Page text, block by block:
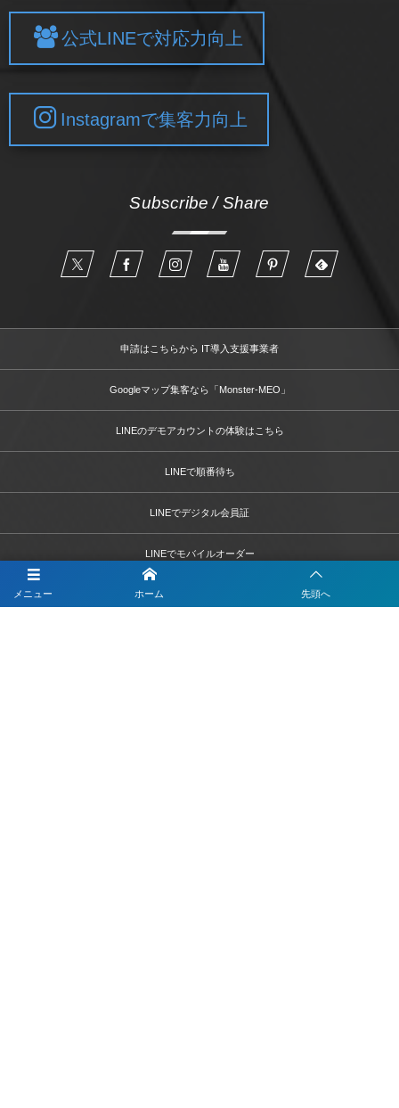
メニュー ホーム 先頭へ
公式LINEで対応力向上
Instagramで集客力向上
Subscribe / Share
申請はこちらから IT導入支援事業者
Googleマップ集客なら「Monster-MEO」
LINEのデモアカウントの体験はこちら
LINEで順番待ち
LINEでデジタル会員証
LINEでモバイルオーダー
LINEでテーブルオーダー